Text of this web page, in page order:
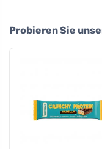
Probieren Sie